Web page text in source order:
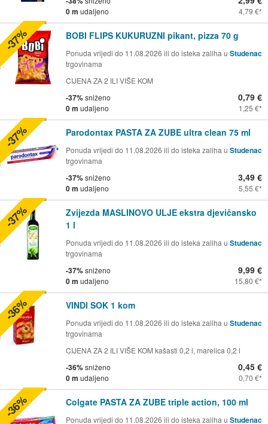
0 m udaljeno 4,79 €
BOBI FLIPS KUKURUZNI pikant, pizza 70 g
Ponuda vrijedi do 11.08.2026 ili do isteka zaliha u Studenac
trgovinama
CIJENA ZA 2 ILI VIŠE KOM
-37%sniženo
0 m udaljeno
0,79 €
1,25 €
-37%
Parodontax PASTA ZA ZUBE ultra clean 75 ml
Ponuda vrijedi do 11.08.2026 ili do isteka zaliha u Studenac
trgovinama
-37%sniženo
0 m udaljeno
3,49 €
5,55 €
-37%
Zvijezda MASLINOVO ULJE ekstra djevičansko
1 l
Ponuda vrijedi do 11.08.2026 ili do isteka zaliha u Studenac
trgovinama
-37%sniženo
0 m udaljeno
9,99 €
15,80 €
-37%
VINDI SOK 1 kom
Ponuda vrijedi do 11.08.2026 ili do isteka zaliha u Studenac
trgovinama
CIJENA ZA 2 ILI VIŠE KOM kašasti 0,2 l, marelica 0,2 l
-36%sniženo
0 m udaljeno
0,45 €
0,70 €
-36%
Colgate PASTA ZA ZUBE triple action, 100 ml
Ponuda vrijedi do 11.08.2026 ili do isteka zaliha u Studenac
-36%